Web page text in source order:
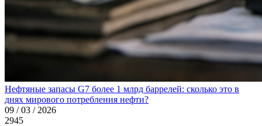
Нефтяные запасы G7 более 1 млрд баррелей: сколько это в
днях мирового потребления нефти?
09 / 03 / 2026
2945